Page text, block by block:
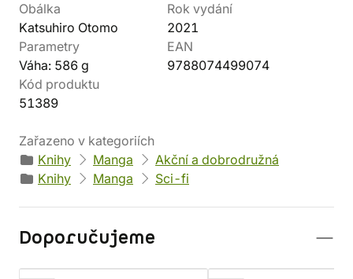
Obálka
Katsuhiro Otomo
Rok vydání
2021
Parametry
Váha: 586 g
EAN
9788074499074
Kód produktu
51389
Zařazeno v kategoriích
Knihy
Manga
Akční a dobrodružná
Knihy
Manga Sci-fi
Doporučujeme